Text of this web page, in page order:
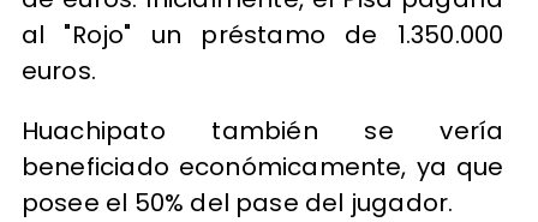
al "Rojo" un préstamo de 1.350.000
euros.
Huachipato también se vería
beneficiado económicamente, ya que
posee el 50% del pase del jugador.